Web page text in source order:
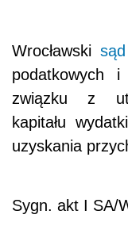
Wrocławski sąd
podatkowych
związku z
kapitału
uzyskania
Sygn. akt I SA/